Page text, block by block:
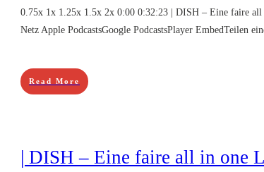
0.75x 1x 1.25x 1.5x 2x 0:00 0:32:23 | DISH – Eine faire
Netz Apple PodcastsGoogle PodcastsPlayer EmbedTeilen
Read More
| DISH – Eine faire all in one